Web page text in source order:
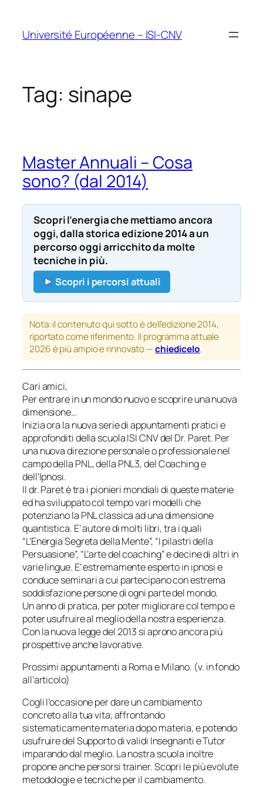
contenuto
Université Européenne – ISI-CNV
Tag: sinape
Master Annuali – Cosa
sono? (dal 2014)
Scopri l’energia che mettiamo ancora
oggi, dalla storica edizione 2014 a un
percorso oggi arricchito da molte
tecniche in più.
Scopri i percorsi attuali
Nota: il contenuto qui sotto è dell’edizione 2014,
riportato come riferimento. Il programma attuale
2026 è più ampio e rinnovato —chiedicelo.
Cari amici,
Per entrare in un mondo nuovo e scoprire una nuova
dimensione…
Inizia ora la nuova serie di appuntamenti pratici e
approfonditi della scuola ISI CNV del Dr. Paret. Per
una nuova direzione personale o professionale nel
campo della PNL, della PNL3, del Coaching e
dell’Ipnosi.
Il dr. Paret è tra i pionieri mondiali di queste materie
ed ha sviluppato col tempo vari modelli che
potenziano la PNL classica ad una dimensione
quantistica. E’ autore di molti libri, tra i quali
“L’Energia Segreta della Mente”, “I pilastri della
Persuasione”, “L’arte del coaching” e decine di altri in
varie lingue. E’ estremamente esperto in ipnosi e
conduce seminari a cui partecipano con estrema
soddisfazione persone di ogni parte del mondo.
Un anno di pratica, per poter migliorare col tempo e
poter usufruire al meglio della nostra esperienza.
Con la nuova legge del 2013 si aprono ancora più
prospettive anche lavorative.
Prossimi appuntamenti a Roma e Milano. (v. in fondo
all’articolo)
Cogli l’occasione per dare un cambiamento
concreto alla tua vita, affrontando
sistematicamente materia dopo materia, e potendo
usufruire del Supporto di validi Insegnanti e Tutor
imparando dal meglio. La nostra scuola inoltre
propone anche persorsi trainer. Scopri le più evolute
metodologie e tecniche per il cambiamento.